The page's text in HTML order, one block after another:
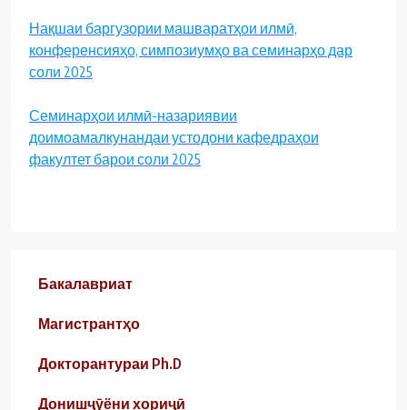
Нақшаи баргузории машваратҳои илмӣ,
конференсияҳо, симпозиумҳо ва семинарҳо дар
соли 2025
Семинарҳои илмӣ-назариявии
доимоамалкунандаи устодони кафедраҳои
факултет барои соли 2025
Бакалавриат
Магистрантҳо
Докторантураи Ph.D
Донишҷӯёни хориҷӣ